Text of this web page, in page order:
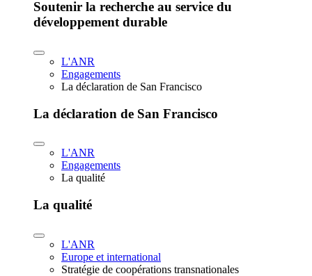
Soutenir la recherche au service du
développement durable
L'ANR
Engagements
La déclaration de San Francisco
La déclaration de San Francisco
L'ANR
Engagements
La qualité
La qualité
L'ANR
Europe et international
Stratégie de coopérations transnationales